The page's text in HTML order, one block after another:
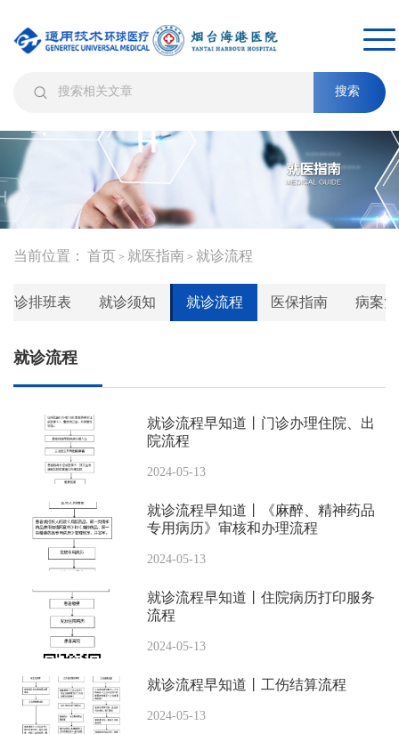
搜索
当前位置： 首页 > 就医指南 > 就诊流程
门诊排班表 就诊须知 就诊流程 医保指南 病案
就诊流程
就诊流程早知道丨门诊办理住院、出
院流程
2024-05-13
就诊流程早知道丨《麻醉、精神药品
专用病历》审核和办理流程
2024-05-13
就诊流程早知道丨住院病历打印服务
流程
2024-05-13
就诊流程早知道丨工伤结算流程
2024-05-13